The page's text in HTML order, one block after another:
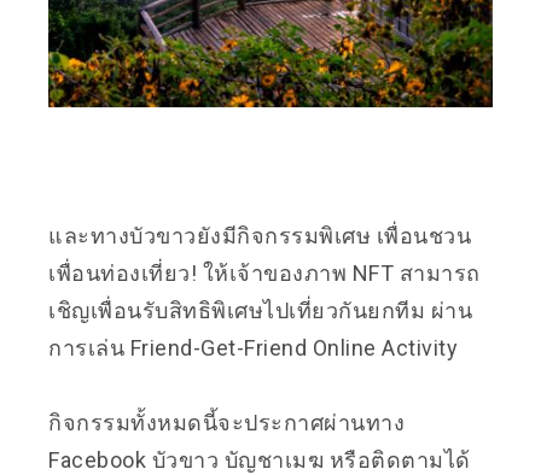
และทางบัวขาวยังมีกิจกรรมพิเศษ เพื่อนชวน
เพื่อนท่องเที่ยว! ให้เจ้าของภาพ NFT สามารถ
เชิญเพื่อนรับสิทธิพิเศษไปเที่ยวกันยกทีม ผ่าน
การเล่น Friend-Get-Friend Online Activity
กิจกรรมทั้งหมดนี้จะประกาศผ่านทาง
Facebook บัวขาว บัญชาเมฆ หรือติดตามได้